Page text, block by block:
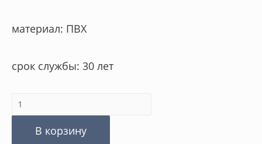
материал: ПВХ
срок службы: 30 лет
Количество
товара
Хомут
В корзину